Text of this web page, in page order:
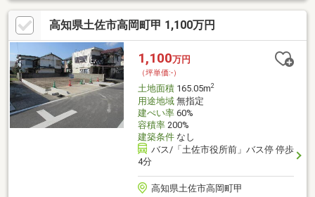
高知県土佐市高岡町甲 1,100万円
1,100万円
（坪単価:-）
土地面積165.05m2
用途地域無指定
建ぺい率60%
容積率200%
建築条件なし
バス/「土佐市役所前」バス停 停歩
4分
高知県土佐市高岡町甲